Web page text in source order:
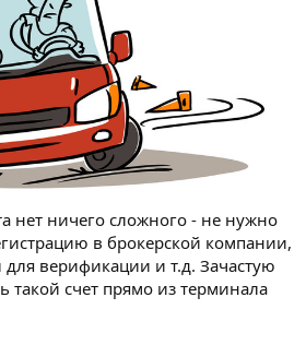
нет ничего сложного - не нужно
в брокерской компании,
для верификации и т.д. Зачастую
такой счет прямо из терминала